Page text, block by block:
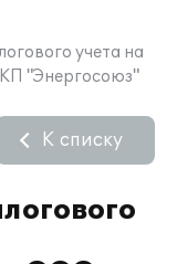
учета на
"Энергосоюз"
К списку